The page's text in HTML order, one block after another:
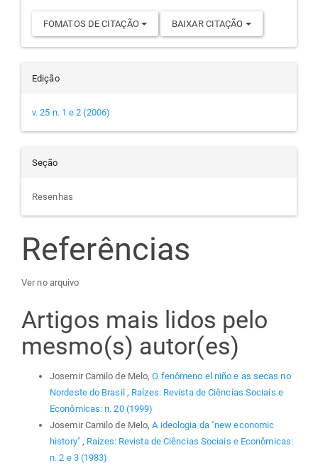
FOMATOS DE CITAÇÃO BAIXAR CITAÇÃO
Edição
v. 25 n. 1 e 2 (2006)
Seção
Resenhas
Referências
Ver no arquivo
Artigos mais lidos pelo
mesmo(s) autor(es)
Josemir Camilo de Melo,O fenômeno el niño e as secas no
Nordeste do Brasil , Raízes: Revista de Ciências Sociais e
Econômicas: n. 20 (1999)
Josemir Camilo de Melo,A ideologia da "new economic
history" , Raízes: Revista de Ciências Sociais e Econômicas:
n. 2 e 3 (1983)